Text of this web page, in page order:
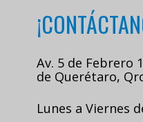
Av. 5 de Febrero
de Querétaro,
Lunes a Viernes